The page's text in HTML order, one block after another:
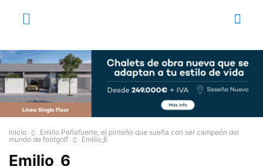
Inicio
Emilio Peñafuerte, el pinteño que sueña con ser campeón del
mundo de footgolf
Emilio_6
Emilio_6